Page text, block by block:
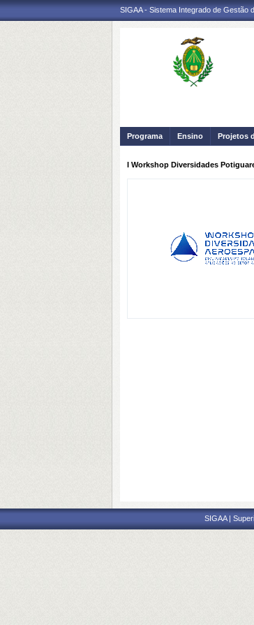
SIGAA - Sistema Integrado de Gestão
Programa Ensino Projetos
I Workshop Diversidades
SIGAA |